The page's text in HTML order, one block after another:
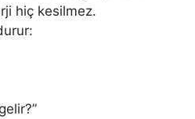
hiç kesilmez.